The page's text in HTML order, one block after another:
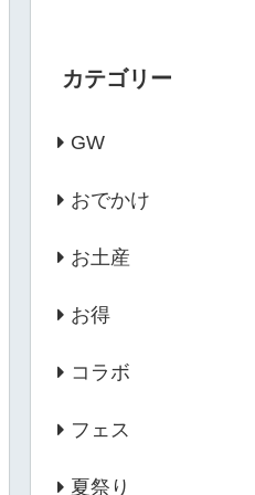
カテゴリー
GW
おでかけ
お土産
お得
コラボ
フェス
夏祭り